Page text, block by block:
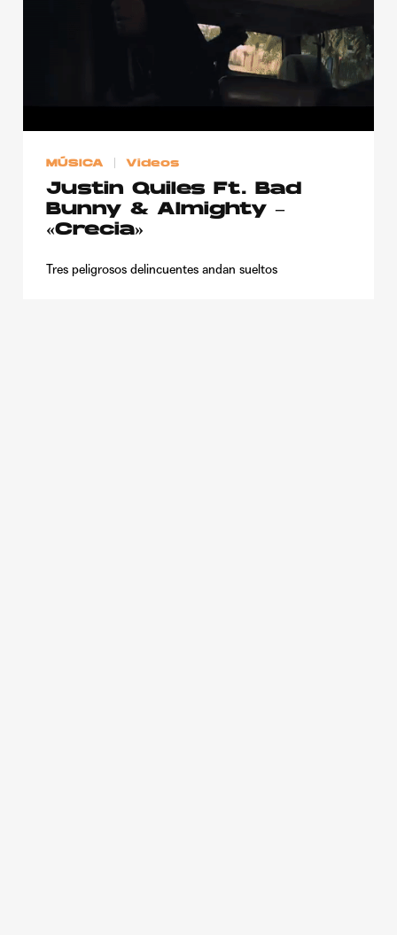
MÚSICA Videos
Justin Quiles Ft. Bad
Bunny & Almighty –
«Crecia»
Tres peligrosos delincuentes andan sueltos